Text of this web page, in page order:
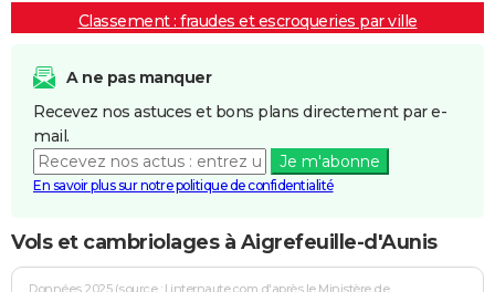
Classement : fraudes et escroqueries par ville
A ne pas manquer
Recevez nos astuces et bons plans directement par e-
mail.
Je m'abonne
En savoir plus sur notre politique de confidentialité
Vols et cambriolages à Aigrefeuille-d'Aunis
Données 2025 (source : Linternaute.com d'après le Ministère de